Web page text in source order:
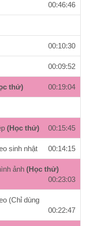
00:46:46
00:10:30
00:09:52
thử) 00:19:04
(Học thử) 00:15:45
sinh nhật 00:14:15
ảnh (Học thử)
00:23:03
(Chỉ dùng
00:22:47